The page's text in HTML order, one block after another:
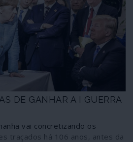
DE GANHAR A I GUERRA
vai concretizando os
traçados há 106 anos, antes da